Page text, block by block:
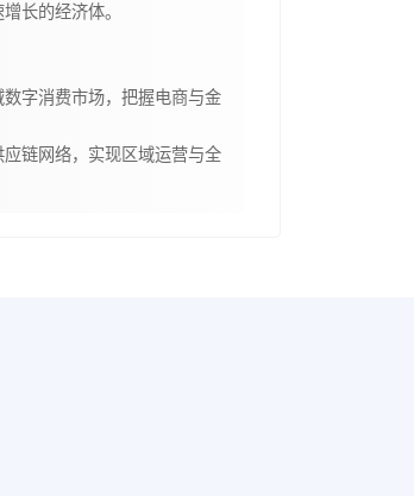
长的经济体。
字消费市场，把握电商与金
链网络，实现区域运营与全